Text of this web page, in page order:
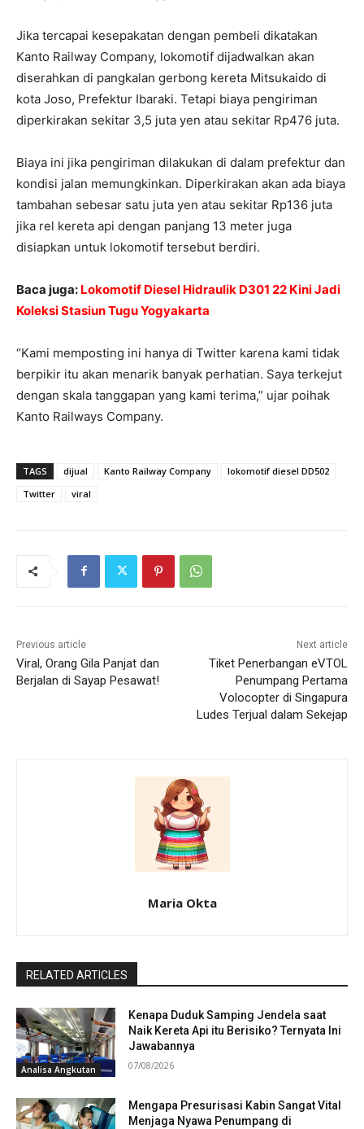
Jika tercapai kesepakatan dengan pembeli dikatakan
Kanto Railway Company, lokomotif dijadwalkan akan
diserahkan di pangkalan gerbong kereta Mitsukaido di
kota Joso, Prefektur Ibaraki. Tetapi biaya pengiriman
diperkirakan sekitar 3,5 juta yen atau sekitar Rp476 juta.
Biaya ini jika pengiriman dilakukan di dalam prefektur dan
kondisi jalan memungkinkan. Diperkirakan akan ada biaya
tambahan sebesar satu juta yen atau sekitar Rp136 juta
jika rel kereta api dengan panjang 13 meter juga
disiapkan untuk lokomotif tersebut berdiri.
Baca juga: Lokomotif Diesel Hidraulik D301 22 Kini Jadi
Koleksi Stasiun Tugu Yogyakarta
“Kami memposting ini hanya di Twitter karena kami tidak
berpikir itu akan menarik banyak perhatian. Saya terkejut
dengan skala tanggapan yang kami terima,” ujar poihak
Kanto Railways Company.
TAGS dijual Kanto Railway Company
lokomotif diesel DD502
Twitter
viral
Previous article
Viral, Orang Gila Panjat dan
Berjalan di Sayap Pesawat!
Next article
Tiket Penerbangan eVTOL
Penumpang Pertama
Volocopter di Singapura
Ludes Terjual dalam Sekejap
Maria Okta
RELATED ARTICLES
Analisa Angkutan
Kenapa Duduk Samping Jendela saat
Naik Kereta Api itu Berisiko? Ternyata Ini
Jawabannya
07/08/2026
Mengapa Presurisasi Kabin Sangat Vital
Menjaga Nyawa Penumpang di